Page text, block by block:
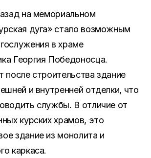
на мемориальном
дуга» стало возможным
в храме
Георгия Победоносца.
после строительства здание
и внутренней отделки, что
службы. В отличие от
курских храмов, это
здание из монолита и
каркаса.